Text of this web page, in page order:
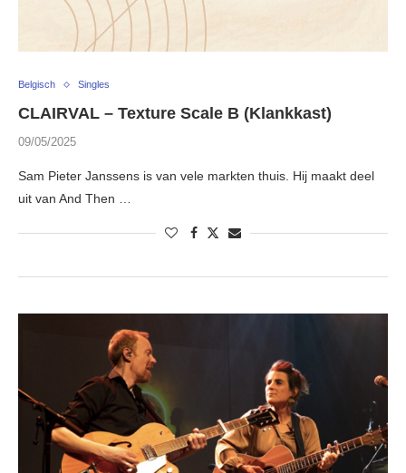
Belgisch Singles
CLAIRVAL – Texture Scale B (Klankkast)
09/05/2025
Sam Pieter Janssens is van vele markten thuis. Hij maakt deel
uit van And Then …